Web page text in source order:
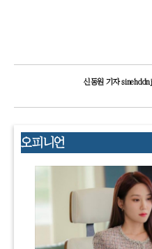
신동원 기자
오피니언